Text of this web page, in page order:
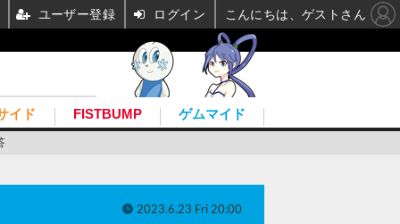
イド FISTBUMP ゲムマイド
2023.6.23 Fri 20:00
ユーザー登録 ログイン こんにちは、ゲストさん